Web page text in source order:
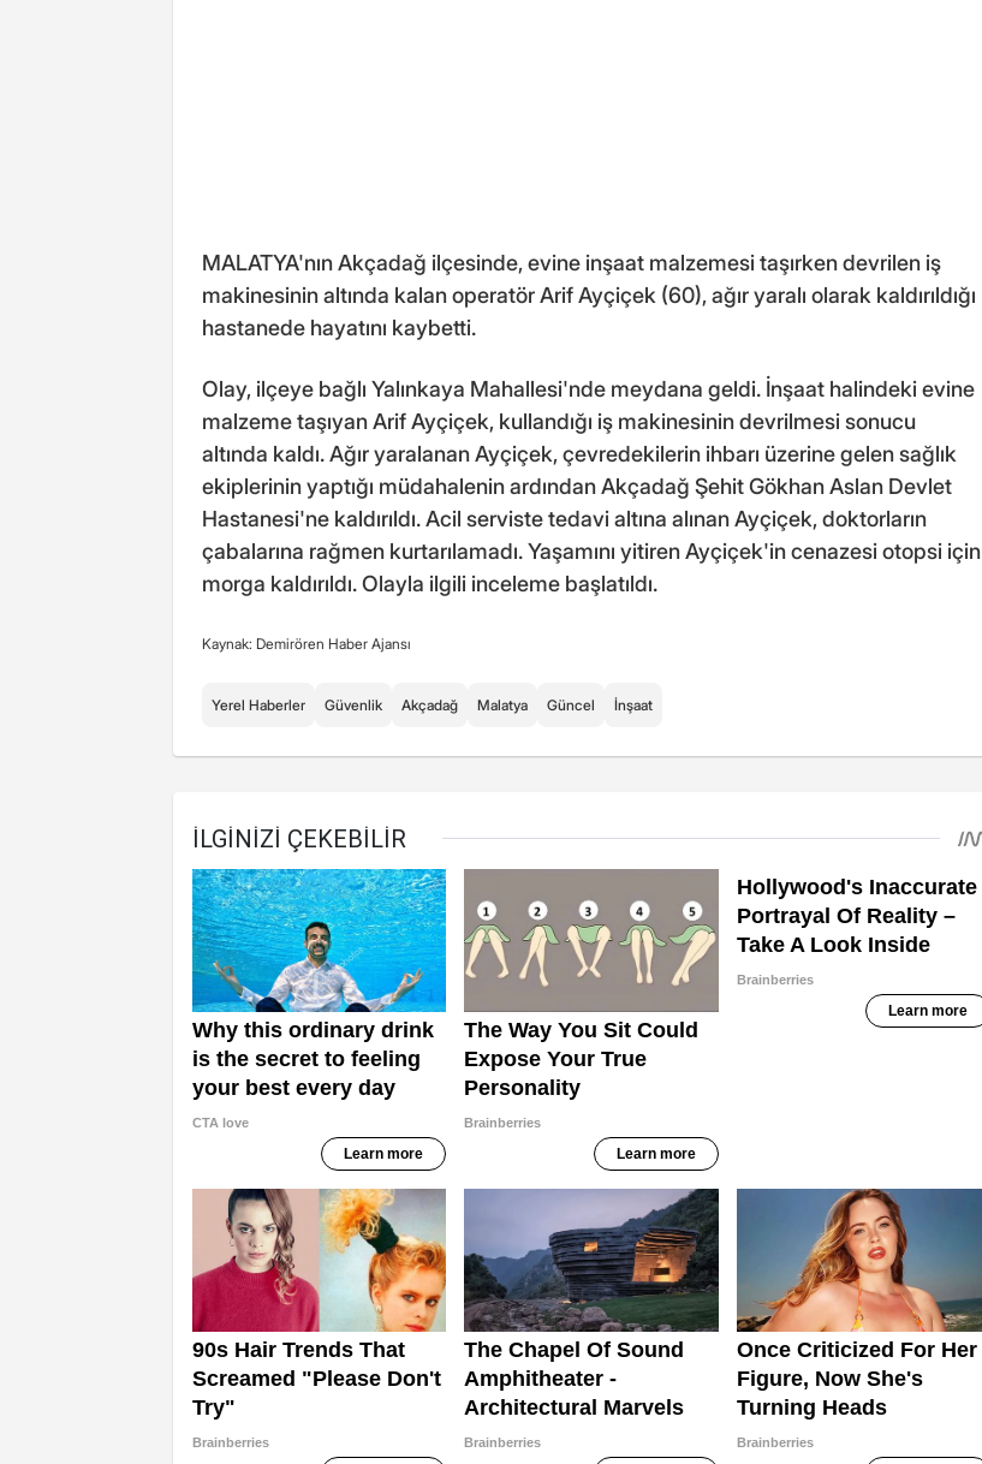
MALATYA'nın Akçadağ ilçesinde, evine inşaat malzemesi taşırken devrilen iş
makinesinin altında kalan operatör Arif Ayçiçek (60), ağır yaralı olarak kaldırıldığı
hastanede hayatını kaybetti.
Olay, ilçeye bağlı Yalınkaya Mahallesi'nde meydana geldi. İnşaat halindeki evine
malzeme taşıyan Arif Ayçiçek, kullandığı iş makinesinin devrilmesi sonucu
altında kaldı. Ağır yaralanan Ayçiçek, çevredekilerin ihbarı üzerine gelen sağlık
ekiplerinin yaptığı müdahalenin ardından Akçadağ Şehit Gökhan Aslan Devlet
Hastanesi'ne kaldırıldı. Acil serviste tedavi altına alınan Ayçiçek, doktorların
çabalarına rağmen kurtarılamadı. Yaşamını yitiren Ayçiçek'in cenazesi otopsi için
morga kaldırıldı. Olayla ilgili inceleme başlatıldı.
Kaynak: Demirören Haber Ajansı
Yerel Haberler Güvenlik Akçadağ Malatya Güncel İnşaat